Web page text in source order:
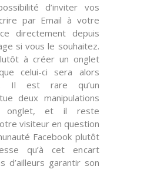
d’inviter vos
par Email à votre
directement depuis
si vous le souhaitez.
à créer un onglet
celui-ci sera alors
Il est rare qu’un
deux manipulations
onglet, et il reste
visiteur en question
Facebook plutôt
qu’à cet encart
d’ailleurs garantir son